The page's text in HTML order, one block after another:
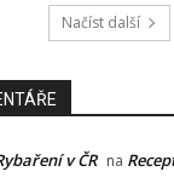
Načíst další
v ČR na